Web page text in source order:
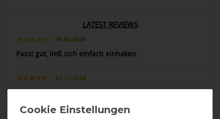
LATEST REVIEWS
09.04.2026
Passt gut, ließ sich einfach einhaken.
01.11.2024